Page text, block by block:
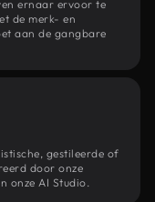
ernaar ervoor te
de merk- en
aan de gangbare
gestileerde of
door onze
onze AI Studio.